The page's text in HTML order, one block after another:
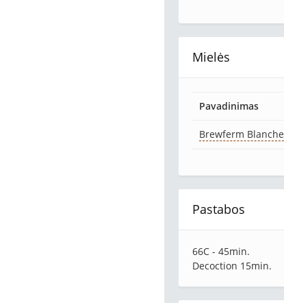
Mielės
Pavadinimas
Brewferm Blanche
Pastabos
66C - 45min.
Decoction 15min.